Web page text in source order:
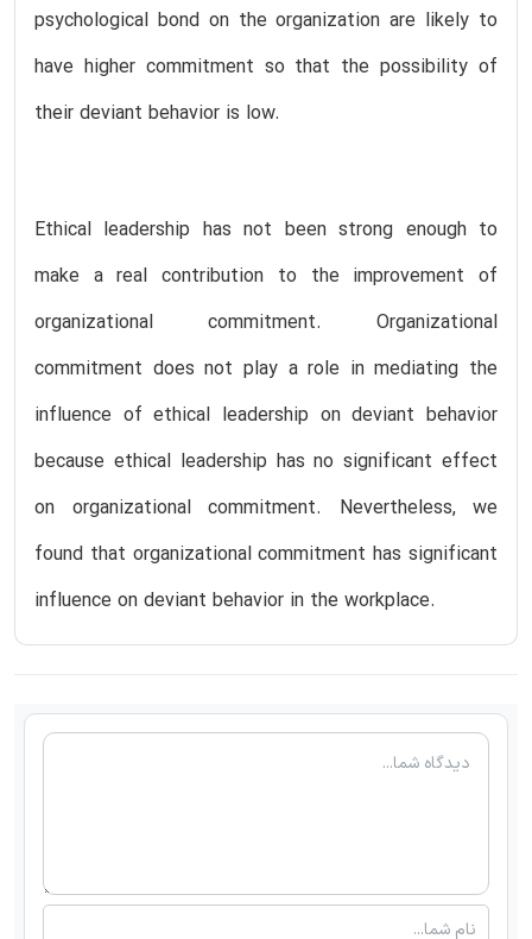
psychological bond on the organization are likely to
have higher commitment so that the possibility of
their deviant behavior is low.
Ethical leadership has not been strong enough to
make a real contribution to the improvement of
organizational commitment. Organizational
commitment does not play a role in mediating the
influence of ethical leadership on deviant behavior
because ethical leadership has no significant effect
on organizational commitment. Nevertheless, we
found that organizational commitment has significant
influence on deviant behavior in the workplace.